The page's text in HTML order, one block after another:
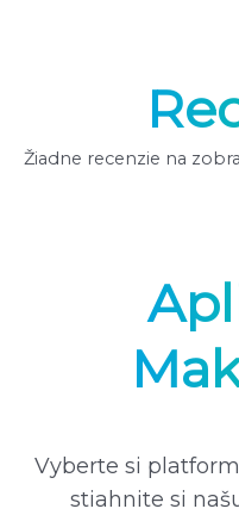
Žiadne recenzie na
Vyberte si
stiahnite si